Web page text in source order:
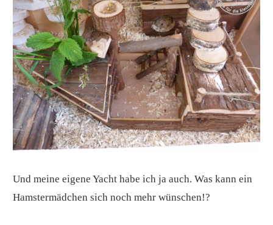
Und meine eigene Yacht habe ich ja auch. Was kann ein
Hamstermädchen sich noch mehr wünschen!?